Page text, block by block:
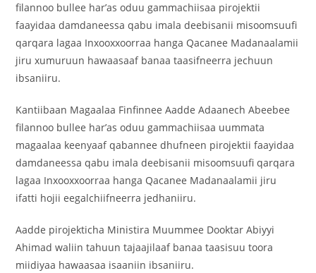
filannoo bullee har’as oduu gammachiisaa pirojektii
faayidaa damdaneessa qabu imala deebisanii misoomsuufi
qarqara lagaa Inxooxxoorraa hanga Qacanee Madanaalamii
jiru xumuruun hawaasaaf banaa taasifneerra jechuun
ibsaniiru.
Kantiibaan Magaalaa Finfinnee Aadde Adaanech Abeebee
filannoo bullee har’as oduu gammachiisaa uummata
magaalaa keenyaaf qabannee dhufneen pirojektii faayidaa
damdaneessa qabu imala deebisanii misoomsuufi qarqara
lagaa Inxooxxoorraa hanga Qacanee Madanaalamii jiru
ifatti hojii eegalchiifneerra jedhaniiru.
Aadde pirojekticha Ministira Muummee Dooktar Abiyyi
Ahimad waliin tahuun tajaajilaaf banaa taasisuu toora
miidiyaa hawaasaa isaaniin ibsaniiru.